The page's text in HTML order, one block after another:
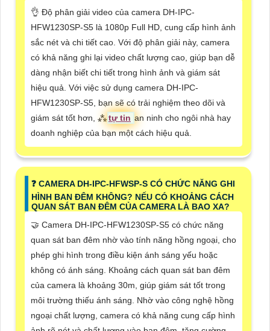
👌 Độ phân giải video của camera DH-IPC-
HFW1230SP-S5 là 1080p Full HD, cung cấp hình ảnh
sắc nét và chi tiết cao. Với độ phân giải này, camera
có khả năng ghi lại video chất lượng cao, giúp bạn dễ
dàng nhận biết chi tiết trong hình ảnh và giám sát
hiệu quả. Với việc sử dụng camera DH-IPC-
HFW1230SP-S5, bạn sẽ có trải nghiệm theo dõi và
giám sát tốt hơn, ⁂tự tin an ninh cho ngôi nhà hay
doanh nghiệp của bạn một cách hiệu quả.
❓ CAMERA DH-IPC-HFWSP-S CÓ CHỨC NĂNG GHI
HÌNH BAN ĐÊM KHÔNG? NẾU CÓ KHOẢNG CÁCH
QUAN SÁT BAN ĐÊM CỦA CAMERA LÀ BAO XA?
🤝 Camera DH-IPC-HFW1230SP-S5 có chức năng
quan sát ban đêm nhờ vào tính năng hồng ngoại, cho
phép ghi hình trong điều kiện ánh sáng yếu hoặc
không có ánh sáng. Khoảng cách quan sát ban đêm
của camera là khoảng 30m, giúp giám sát tốt trong
môi trường thiếu ánh sáng. Nhờ vào công nghệ hồng
ngoại chất lượng, camera có khả năng cung cấp hình